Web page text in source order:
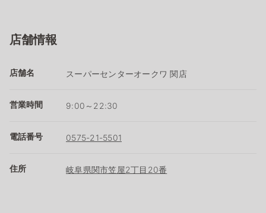
店舗情報
店舗名 スーパーセンターオークワ 関店
営業時間 9:00～22:30
電話番号 0575-21-5501
住所 岐阜県関市笠屋2丁目20番